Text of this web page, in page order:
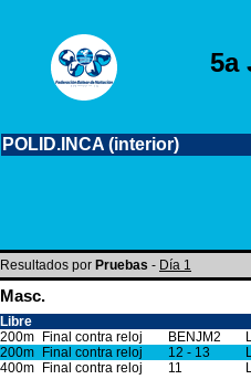
5a
POLID.INCA (interior)
Resultados por Pruebas - Día 1
Masc.
Libre
200m
Final contra reloj BENJM2
200m
Final contra reloj 12 - 13
400m
Final contra reloj 11